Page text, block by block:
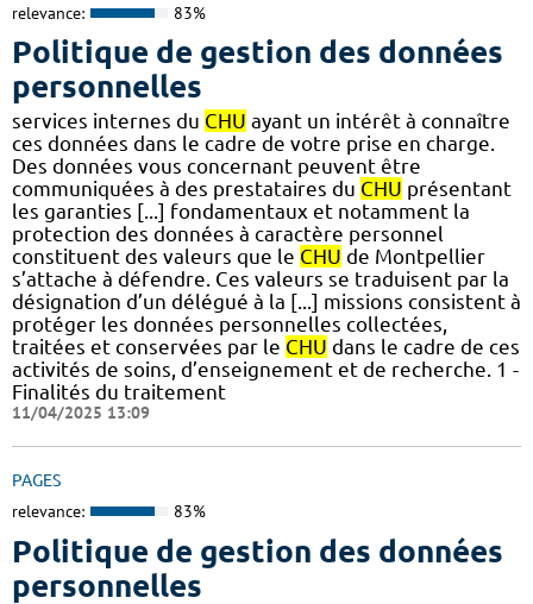
relevance: 83%
Politique de gestion des données
personnelles
services internes du CHU ayant un intérêt à connaître
ces données dans le cadre de votre prise en charge.
Des données vous concernant peuvent être
communiquées à des prestataires du CHU présentant
les garanties [...] fondamentaux et notamment la
protection des données à caractère personnel
constituent des valeurs que le CHU de Montpellier
s’attache à défendre. Ces valeurs se traduisent par la
désignation d’un délégué à la [...] missions consistent à
protéger les données personnelles collectées,
traitées et conservées par le CHU dans le cadre de ces
activités de soins, d’enseignement et de recherche. 1 -
Finalités du traitement
11/04/2025 13:09
PAGES
relevance: 83%
Politique de gestion des données
personnelles